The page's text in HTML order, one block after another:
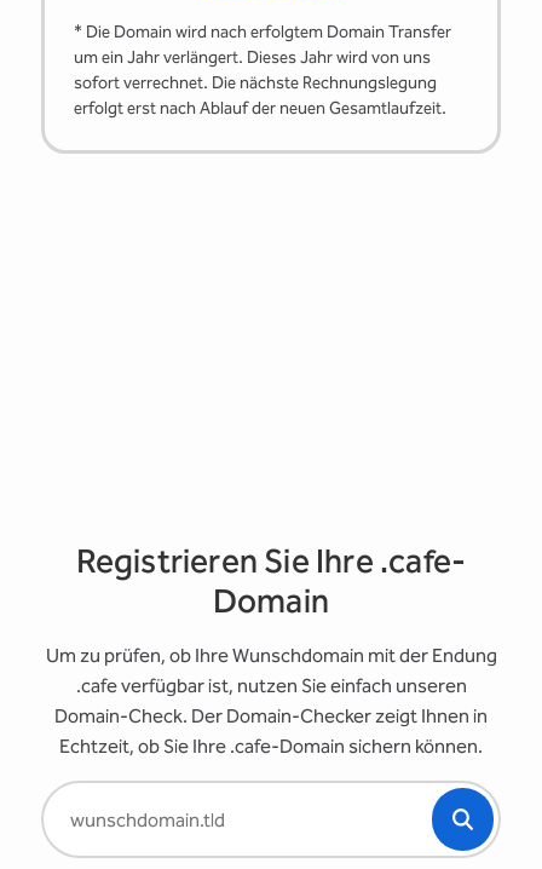
* Die Domain wird nach erfolgtem Domain Transfer
um ein Jahr verlängert. Dieses Jahr wird von uns
sofort verrechnet. Die nächste Rechnungslegung
erfolgt erst nach Ablauf der neuen Gesamtlaufzeit.
Registrieren Sie Ihre .cafe-
Domain
Um zu prüfen, ob Ihre Wunschdomain mit der Endung
.cafe verfügbar ist, nutzen Sie einfach unseren
Domain-Check. Der Domain-Checker zeigt Ihnen in
Echtzeit, ob Sie Ihre .cafe-Domain sichern können.